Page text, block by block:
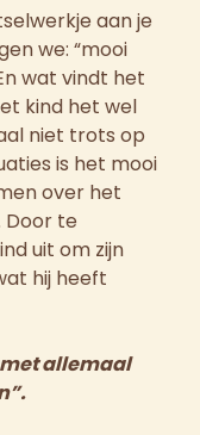
aan je
we: “mooi
wat vindt het
kind het wel
niet trots op
is het mooi
over het
Door te
uit om zijn
hij heeft
allemaal